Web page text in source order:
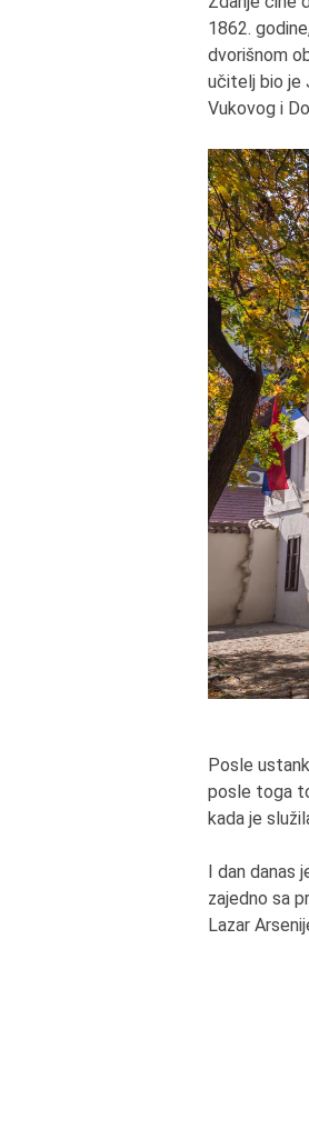
1862.
dvorišnom
učitelj bio je
Vukovog i
Posle
posle toga
kada je
I dan danas
zajedno sa
Lazar